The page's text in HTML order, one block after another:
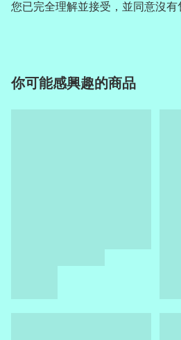
您已完全理解並接受，並同意沒有
你可能感興趣的商品